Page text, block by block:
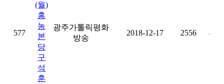
577
(월)
홍
농
본
당
구
석
훈
광주가톨릭평화
방송
2018-12-17 2556 -